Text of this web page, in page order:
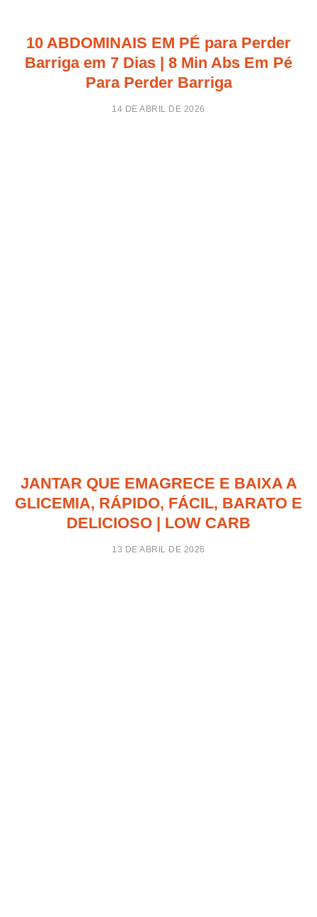
10 ABDOMINAIS EM PÉ para Perder
Barriga em 7 Dias | 8 Min Abs Em Pé
Para Perder Barriga
14 DE ABRIL DE 2026
JANTAR QUE EMAGRECE E BAIXA A
GLICEMIA, RÁPIDO, FÁCIL, BARATO E
DELICIOSO | LOW CARB
13 DE ABRIL DE 2026